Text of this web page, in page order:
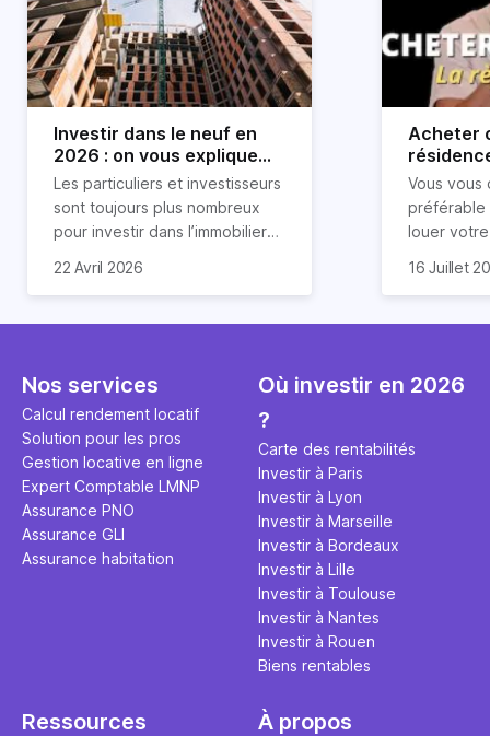
Investir dans le neuf en
2026 : on vous explique
tout !
Les particuliers et investisseurs
sont toujours plus nombreux
pour investir dans l’immobilier
nombreux avantages à choisir
expliquons tout dans cet
22 Avril 2026
Acheter
règle
révélée
Vous vous
préférable
louer
expert en
règle
ce secret
l'argent
principale
études et
16 Juillet
Nos services
Calcul rendement locatif
Solution pour les pros
Gestion locative en ligne
Expert Comptable LMNP
Assurance PNO
Assurance GLI
Assurance habitation
Où investir en 2026
?
Carte des rentabilités
Investir à Paris
Investir à Lyon
Investir à Marseille
Investir à Bordeaux
Investir à Lille
Investir à Toulouse
Investir à Nantes
Investir à Rouen
Biens rentables
Ressources À propos